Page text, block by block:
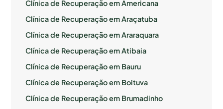
Clínica de Recuperação em Americana
Clínica de Recuperação em Araçatuba
Clínica de Recuperação em Araraquara
Clínica de Recuperação em Atibaia
Clínica de Recuperação em Bauru
Clínica de Recuperação em Boituva
Clínica de Recuperação em Brumadinho